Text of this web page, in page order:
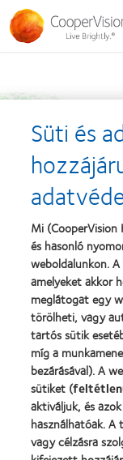
Ugrás
tartalomra
Süti és
Mi
és hasonló
weboldalunkon.
amelyeket akkor
meglátogat egy
törölheti, vagy
tartós sütik
míg a
bezárásával). A
sütiket (
aktiváljuk, és
használhatóak. A
vagy célzásra